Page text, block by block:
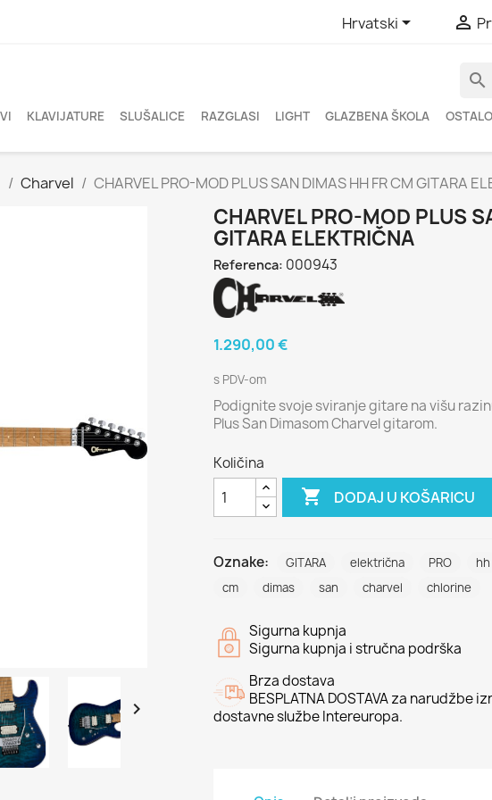
Hrvatski 
search
KLAVIJATURE SLUŠALICE RAZGLASI LIGHT GLAZBENA ŠKOLA OSTALO
Charvel CHARVEL PRO-MOD PLUS SAN DIMAS HH FR CM GITARA

CHARVEL PRO-MOD PLUS
GITARA ELEKTRIČNA
Referenca: 000943
1.290,00 €
s PDV-om
Podignite svoje sviranje gitare na višu
Plus San Dimasom Charvel gitarom.
Količina
 DODAJ U KOŠARICU
Oznake: GITARA električna PRO hh
cm
dimas san charvel chlorine
Sigurna kupnja
Sigurna kupnja i stručna podrška
Brza dostava
BESPLATNA DOSTAVA za narudžbe
dostavne službe Intereuropa.